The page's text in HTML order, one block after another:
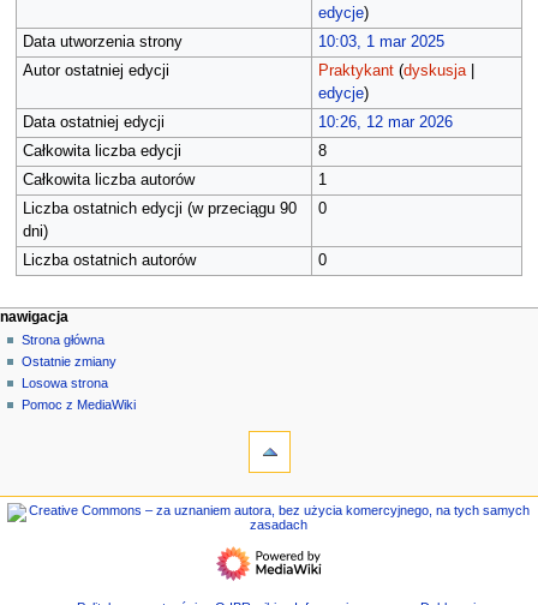
edycje)
Data utworzenia strony
10:03, 1 mar 2025
Autor ostatniej edycji
Praktykant (dyskusja|
edycje)
Data ostatniej edycji
10:26, 12 mar 2026
Całkowita liczba edycji
8
Całkowita liczba autorów
1
Liczba ostatnich edycji (w przeciągu 90
dni)
0
Liczba ostatnich autorów 0
M
e
n
u
i
g
działania na stronie
strona
dyskusja
czytaj
kod
narzędzia osobiste
zaloguj
się
nawigacja
Strona główna
Ostatnie zmiany
Losowa strona
Pomoc z MediaWiki
linkowanych
nawigacja
Strona